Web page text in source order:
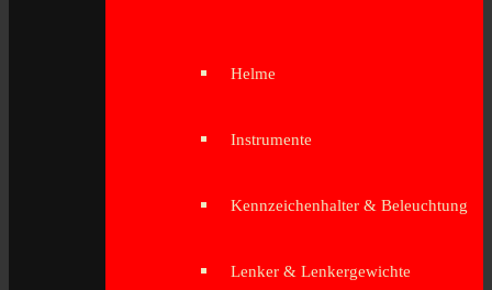
Helme
Instrumente
Kennzeichenhalter & Beleuchtung
Lenker & Lenkergewichte